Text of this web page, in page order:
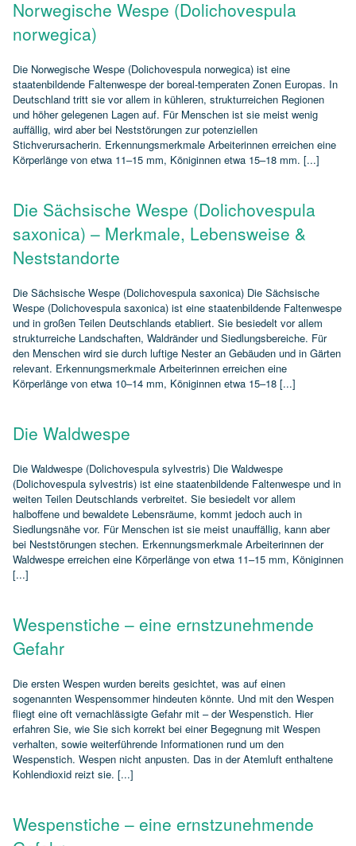
Norwegische Wespe (Dolichovespula
norwegica)
Die Norwegische Wespe (Dolichovespula norwegica) ist eine
staatenbildende Faltenwespe der boreal‑temperaten Zonen Europas. In
Deutschland tritt sie vor allem in kühleren, strukturreichen Regionen
und höher gelegenen Lagen auf. Für Menschen ist sie meist wenig
auffällig, wird aber bei Neststörungen zur potenziellen
Stichverursacherin. Erkennungsmerkmale Arbeiterinnen erreichen eine
Körperlänge von etwa 11–15 mm, Königinnen etwa 15–18 mm. [...]
Die Sächsische Wespe (Dolichovespula
saxonica) – Merkmale, Lebensweise &
Neststandorte
Die Sächsische Wespe (Dolichovespula saxonica) Die Sächsische
Wespe (Dolichovespula saxonica) ist eine staatenbildende Faltenwespe
und in großen Teilen Deutschlands etabliert. Sie besiedelt vor allem
strukturreiche Landschaften, Waldränder und Siedlungsbereiche. Für
den Menschen wird sie durch luftige Nester an Gebäuden und in Gärten
relevant. Erkennungsmerkmale Arbeiterinnen erreichen eine
Körperlänge von etwa 10–14 mm, Königinnen etwa 15–18 [...]
Die Waldwespe
Die Waldwespe (Dolichovespula sylvestris) Die Waldwespe
(Dolichovespula sylvestris) ist eine staatenbildende Faltenwespe und in
weiten Teilen Deutschlands verbreitet. Sie besiedelt vor allem
halboffene und bewaldete Lebensräume, kommt jedoch auch in
Siedlungsnähe vor. Für Menschen ist sie meist unauffällig, kann aber
bei Neststörungen stechen. Erkennungsmerkmale Arbeiterinnen der
Waldwespe erreichen eine Körperlänge von etwa 11–15 mm, Königinnen
[...]
Wespenstiche – eine ernstzunehmende
Gefahr
Die ersten Wespen wurden bereits gesichtet, was auf einen
sogenannten Wespensommer hindeuten könnte. Und mit den Wespen
fliegt eine oft vernachlässigte Gefahr mit – der Wespenstich. Hier
erfahren Sie, wie Sie sich korrekt bei einer Begegnung mit Wespen
verhalten, sowie weiterführende Informationen rund um den
Wespenstich. Wespen nicht anpusten. Das in der Atemluft enthaltene
Kohlendioxid reizt sie. [...]
Wespenstiche – eine ernstzunehmende